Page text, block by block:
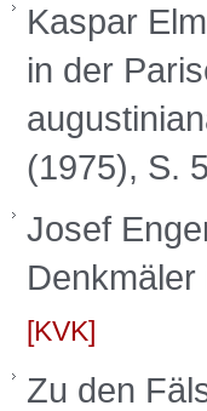
Kaspar
in der
(1975), S.
Josef
KVK
Zu den